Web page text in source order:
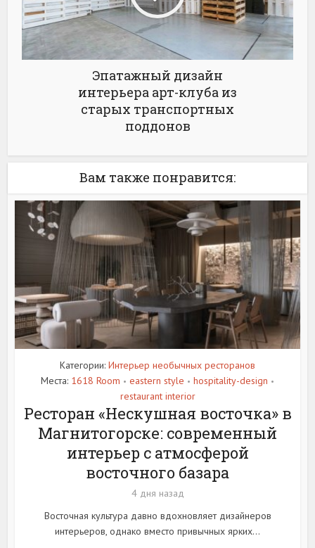
Эпатажный дизайн
интерьера арт-клуба из
старых транспортных
поддонов
Вам также понравится:
Категории: Интерьер необычных ресторанов
Места: 1618 Room • eastern style • hospitality-design •
restaurant interior
Ресторан «Нескушная восточка» в
Магнитогорске: современный
интерьер с атмосферой
восточного базара
4 дня назад
Восточная культура давно вдохновляет дизайнеров
интерьеров, однако вместо привычных ярких...